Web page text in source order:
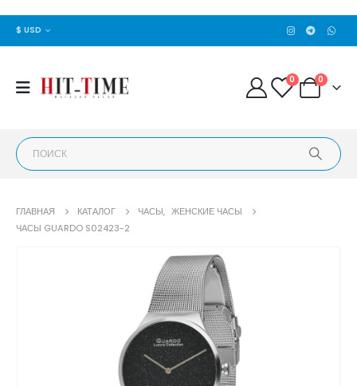
$ USD
0 0
ГЛАВНАЯ КАТАЛОГ ЧАСЫ, ЖЕНСКИЕ ЧАСЫ
ЧАСЫ GUARDO S02423-2